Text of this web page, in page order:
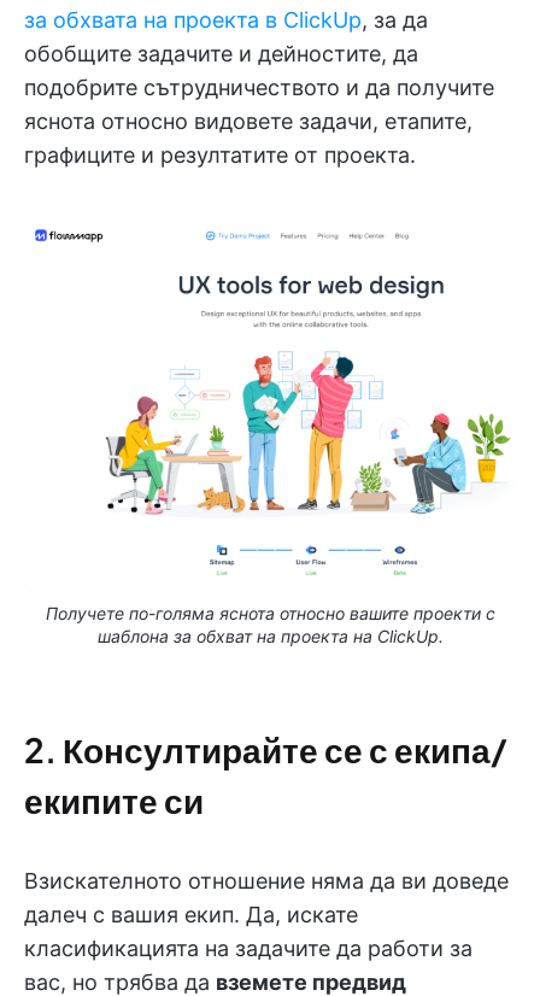
за обхвата на проекта в ClickUp, за да
обобщите задачите и дейностите, да
подобрите сътрудничеството и да получите
яснота относно видовете задачи, етапите,
графиците и резултатите от проекта.
Получете по-голяма яснота относно вашите проекти с
шаблона за обхват на проекта на ClickUp.
2. Консултирайте се с екипа/
екипите си
Взискателното отношение няма да ви доведе
далеч с вашия екип. Да, искате
класификацията на задачите да работи за
вас, но трябва да вземете предвид